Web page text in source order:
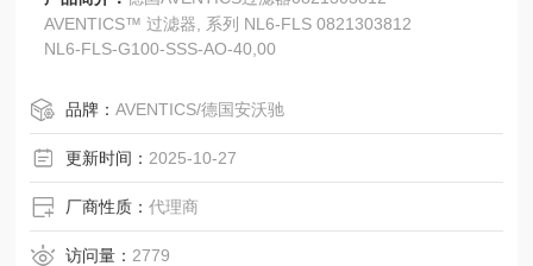
AVENTICS™ 过滤器, 系列 NL6-FLS 0821303812
NL6-FLS-G100-SSS-AO-40,00
品牌：AVENTICS/德国安沃驰
更新时间： 2025-10-27
厂商性质：代理商
访问量： 2779